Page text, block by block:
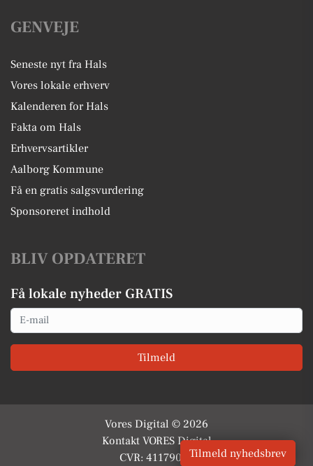
GENVEJE
Seneste nyt fra Hals
Vores lokale erhverv
Kalenderen for Hals
Fakta om Hals
Erhvervsartikler
Aalborg Kommune
Få en gratis salgsvurdering
Sponsoreret indhold
BLIV OPDATERET
Få lokale nyheder GRATIS
Email
Tilmeld
Vores Digital © 2026
Kontakt VORES Digital
CVR: 41179082Tilmeld nyhedsbrev